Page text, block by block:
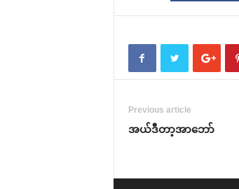
Previous article
အယ်ဒီတာ့အာ‌ဘော်